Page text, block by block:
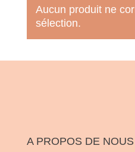
Aucun produit ne
sélection.
A PROPOS DE